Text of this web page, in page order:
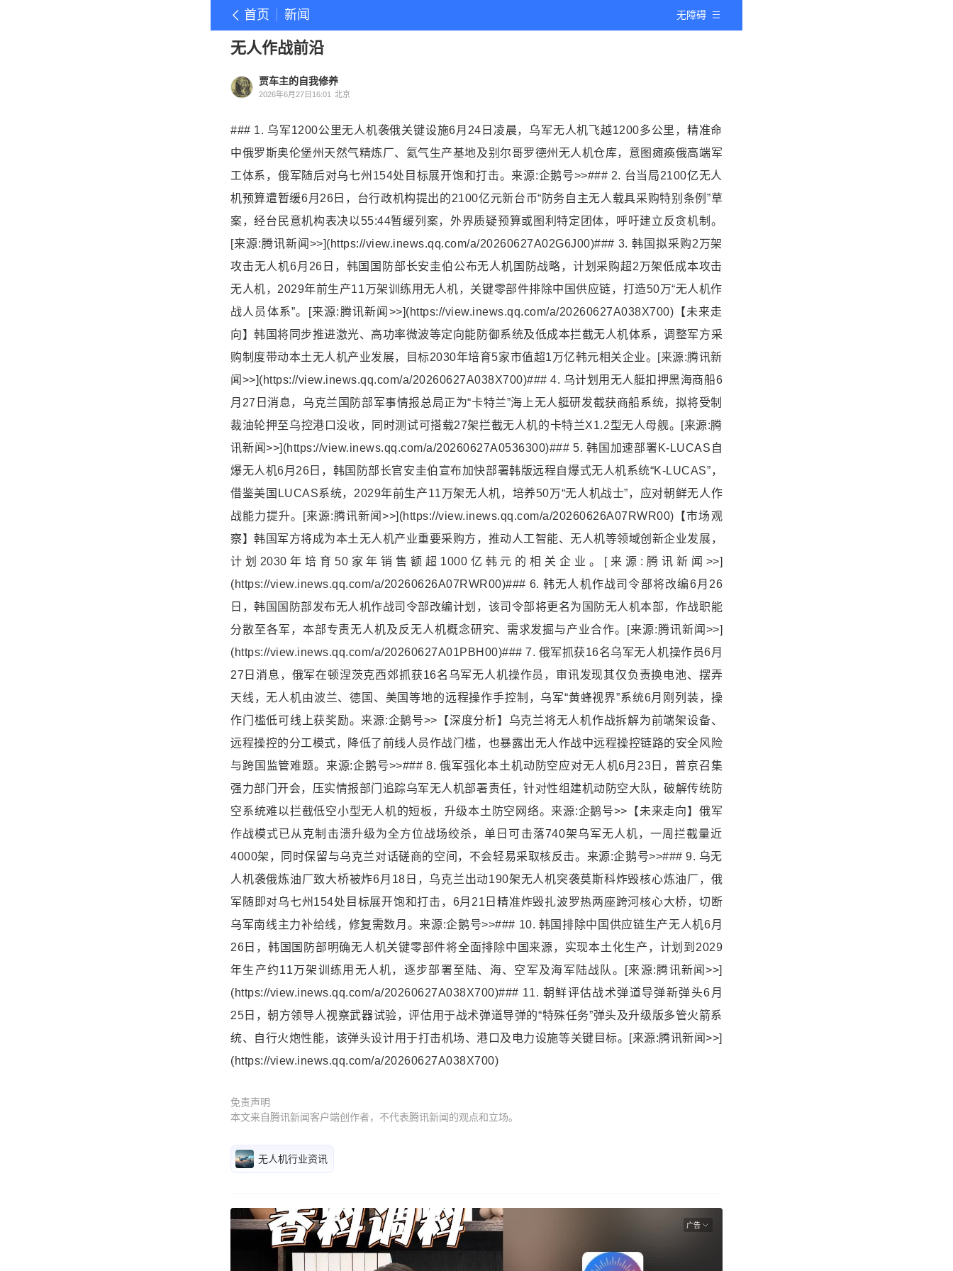
首页 新闻 无障碍
无人作战前沿
贾车主的自我修养
2026年6月27日16:01 北京
### 1. 乌军1200公里无人机袭俄关键设施6月24日凌晨，乌军无人机飞越1200多公里，精准命
中俄罗斯奥伦堡州天然气精炼厂、氦气生产基地及别尔哥罗德州无人机仓库，意图瘫痪俄高端军
工体系，俄军随后对乌七州154处目标展开饱和打击。来源:企鹅号>>### 2. 台当局2100亿无人
机预算遭暂缓6月26日，台行政机构提出的2100亿元新台币“防务自主无人载具采购特别条例”草
案，经台民意机构表决以55:44暂缓列案，外界质疑预算或图利特定团体，呼吁建立反贪机制。
[来源:腾讯新闻>>](https://view.inews.qq.com/a/20260627A02G6J00)### 3. 韩国拟采购2万架
攻击无人机6月26日，韩国国防部长安圭伯公布无人机国防战略，计划采购超2万架低成本攻击
无人机，2029年前生产11万架训练用无人机，关键零部件排除中国供应链，打造50万“无人机作
战人员体系”。[来源:腾讯新闻>>](https://view.inews.qq.com/a/20260627A038X700)【未来走
向】韩国将同步推进激光、高功率微波等定向能防御系统及低成本拦截无人机体系，调整军方采
购制度带动本土无人机产业发展，目标2030年培育5家市值超1万亿韩元相关企业。[来源:腾讯新
闻>>](https://view.inews.qq.com/a/20260627A038X700)### 4. 乌计划用无人艇扣押黑海商船6
月27日消息，乌克兰国防部军事情报总局正为“卡特兰”海上无人艇研发截获商船系统，拟将受制
裁油轮押至乌控港口没收，同时测试可搭载27架拦截无人机的卡特兰X1.2型无人母舰。[来源:腾
讯新闻>>](https://view.inews.qq.com/a/20260627A0536300)### 5. 韩国加速部署K-LUCAS自
爆无人机6月26日，韩国防部长官安圭伯宣布加快部署韩版远程自爆式无人机系统“K-LUCAS”，
借鉴美国LUCAS系统，2029年前生产11万架无人机，培养50万“无人机战士”，应对朝鲜无人作
战能力提升。[来源:腾讯新闻>>](https://view.inews.qq.com/a/20260626A07RWR00)【市场观
察】韩国军方将成为本土无人机产业重要采购方，推动人工智能、无人机等领域创新企业发展，
计划2030年培育50家年销售额超1000亿韩元的相关企业。[来源:腾讯新闻>>]
(https://view.inews.qq.com/a/20260626A07RWR00)### 6. 韩无人机作战司令部将改编6月26
日，韩国国防部发布无人机作战司令部改编计划，该司令部将更名为国防无人机本部，作战职能
分散至各军，本部专责无人机及反无人机概念研究、需求发掘与产业合作。[来源:腾讯新闻>>]
(https://view.inews.qq.com/a/20260627A01PBH00)### 7. 俄军抓获16名乌军无人机操作员6月
27日消息，俄军在顿涅茨克西郊抓获16名乌军无人机操作员，审讯发现其仅负责换电池、摆弄
天线，无人机由波兰、德国、美国等地的远程操作手控制，乌军“黄蜂视界”系统6月刚列装，操
作门槛低可线上获奖励。来源:企鹅号>>【深度分析】乌克兰将无人机作战拆解为前端架设备、
远程操控的分工模式，降低了前线人员作战门槛，也暴露出无人作战中远程操控链路的安全风险
与跨国监管难题。来源:企鹅号>>### 8. 俄军强化本土机动防空应对无人机6月23日，普京召集
强力部门开会，压实情报部门追踪乌军无人机部署责任，针对性组建机动防空大队，破解传统防
空系统难以拦截低空小型无人机的短板，升级本土防空网络。来源:企鹅号>>【未来走向】俄军
作战模式已从克制击溃升级为全方位战场绞杀，单日可击落740架乌军无人机，一周拦截量近
4000架，同时保留与乌克兰对话磋商的空间，不会轻易采取核反击。来源:企鹅号>>### 9. 乌无
人机袭俄炼油厂致大桥被炸6月18日，乌克兰出动190架无人机突袭莫斯科炸毁核心炼油厂，俄
军随即对乌七州154处目标展开饱和打击，6月21日精准炸毁扎波罗热两座跨河核心大桥，切断
乌军南线主力补给线，修复需数月。来源:企鹅号>>### 10. 韩国排除中国供应链生产无人机6月
26日，韩国国防部明确无人机关键零部件将全面排除中国来源，实现本土化生产，计划到2029
年生产约11万架训练用无人机，逐步部署至陆、海、空军及海军陆战队。[来源:腾讯新闻>>]
(https://view.inews.qq.com/a/20260627A038X700)### 11. 朝鲜评估战术弹道导弹新弹头6月
25日，朝方领导人视察武器试验，评估用于战术弹道导弹的“特殊任务”弹头及升级版多管火箭系
统、自行火炮性能，该弹头设计用于打击机场、港口及电力设施等关键目标。[来源:腾讯新闻>>]
(https://view.inews.qq.com/a/20260627A038X700)
免责声明
本文来自腾讯新闻客户端创作者，不代表腾讯新闻的观点和立场。
无人机行业资讯
广告